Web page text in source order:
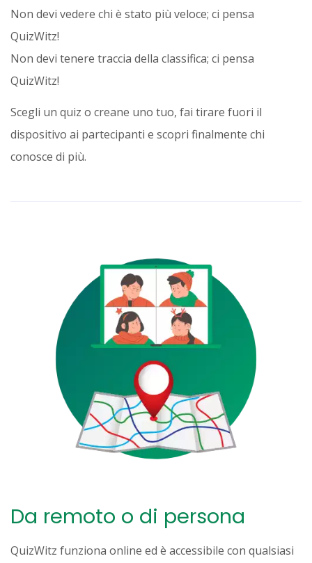
Non devi vedere chi è stato più veloce; ci pensa
QuizWitz!
Non devi tenere traccia della classifica; ci pensa
QuizWitz!
Scegli un quiz o creane uno tuo, fai tirare fuori il
dispositivo ai partecipanti e scopri finalmente chi
conosce di più.
Da remoto o di persona
QuizWitz funziona online ed è accessibile con qualsiasi